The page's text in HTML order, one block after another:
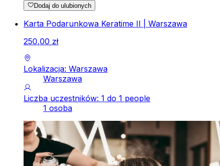
Dodaj do ulubionych
Karta Podarunkowa Keratime II | Warszawa
250,00 zł
Lokalizacja: Warszawa
Warszawa
Liczba uczestników: 1 do 1 people
1 osoba